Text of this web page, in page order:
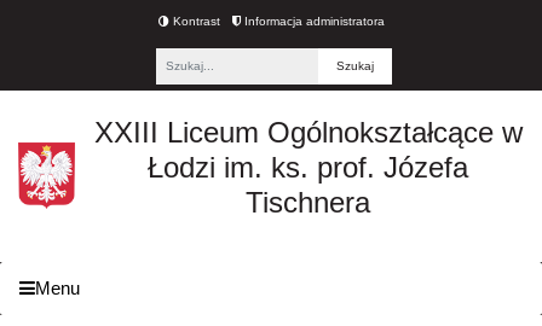
Kontrast Informacja administratora
XXIII Liceum Ogólnokształcące w
Łodzi im. ks. prof. Józefa
Tischnera
Menu